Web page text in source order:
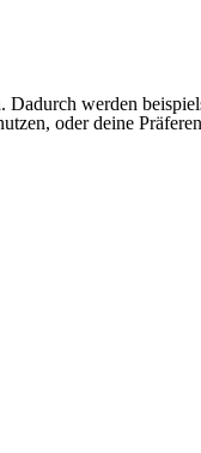
Dadurch werden
oder deine